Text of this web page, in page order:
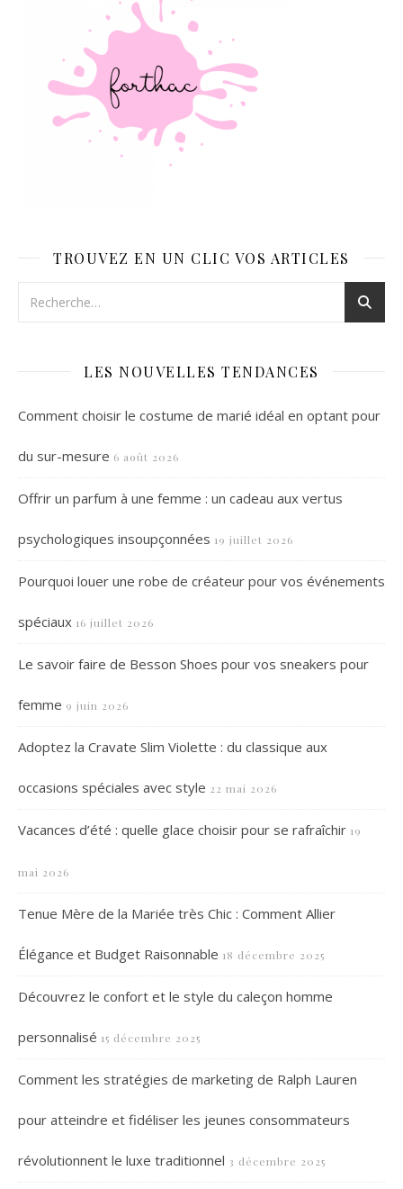
TROUVEZ EN UN CLIC VOS ARTICLES
LES NOUVELLES TENDANCES
Comment choisir le costume de marié idéal en optant pour
du sur-mesure 6 août 2026
Offrir un parfum à une femme : un cadeau aux vertus
psychologiques insoupçonnées 19 juillet 2026
Pourquoi louer une robe de créateur pour vos événements
spéciaux 16 juillet 2026
Le savoir faire de Besson Shoes pour vos sneakers pour
femme 9 juin 2026
Adoptez la Cravate Slim Violette : du classique aux
occasions spéciales avec style 22 mai 2026
Vacances d’été : quelle glace choisir pour se rafraîchir 19
mai 2026
Tenue Mère de la Mariée très Chic : Comment Allier
Élégance et Budget Raisonnable 18 décembre 2025
Découvrez le confort et le style du caleçon homme
personnalisé 15 décembre 2025
Comment les stratégies de marketing de Ralph Lauren
pour atteindre et fidéliser les jeunes consommateurs
révolutionnent le luxe traditionnel 3 décembre 2025